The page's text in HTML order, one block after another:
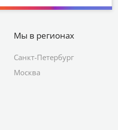
Мы в регионах
Санкт-Петербург
Москва